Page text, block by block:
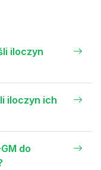
iloczyn
iloczyn ich
do